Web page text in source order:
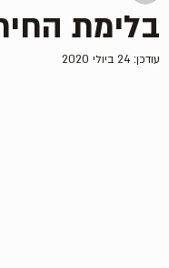
בלימת
עודכן: 24 ביולי 2020